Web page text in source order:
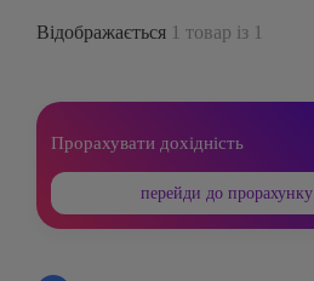
Відображається 1 товар із 1
Прорахувати дохідність
перейди до прорахунку